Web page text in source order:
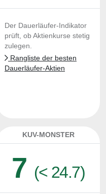
Der Dauerläufer-Indikator
prüft, ob Aktienkurse stetig
zulegen.
Rangliste der besten
Dauerläufer-Aktien
KUV-MONSTER
7 (< 24.7)